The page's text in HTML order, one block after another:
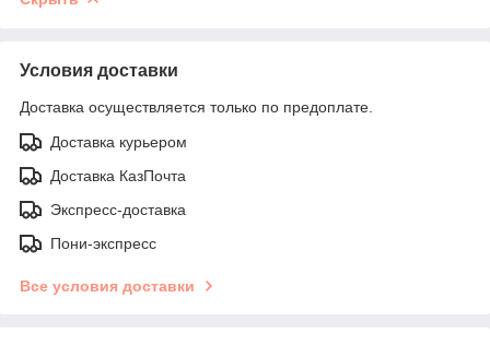
Условия доставки
Доставка осуществляется только по предоплате.
Доставка курьером
Доставка КазПочта
Экспресс-доставка
Пони-экспресс
Все условия доставки